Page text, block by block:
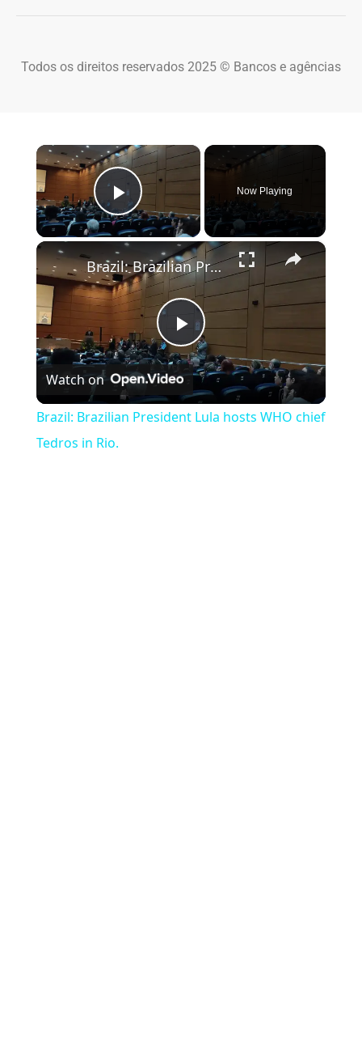
Todos os direitos reservados 2025 © Bancos e agências
×
Play Video
Now Playing
×
Play Video
Brazil: Brazilian President Lula hosts WHO chief Tedros in Rio.
Watch on
Brazil: Brazilian President Lula hosts WHO chief
Tedros in Rio.